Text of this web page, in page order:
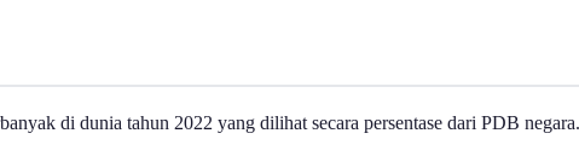
di dunia tahun 2022 yang dilihat secara persentase dari PDB negara.